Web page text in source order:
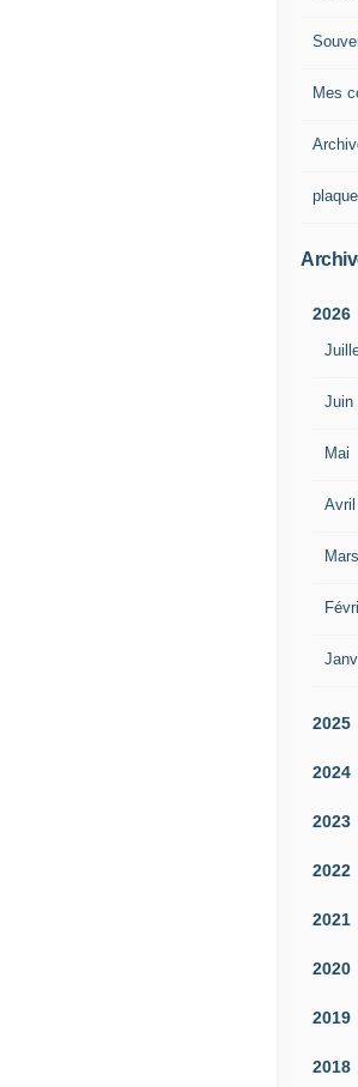
Mes
2026
Juin
Mai
Avril
Mars
2025
2024
2023
2022
2021
2020
2019
2018